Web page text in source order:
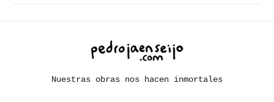
Nuestras obras nos hacen inmortales